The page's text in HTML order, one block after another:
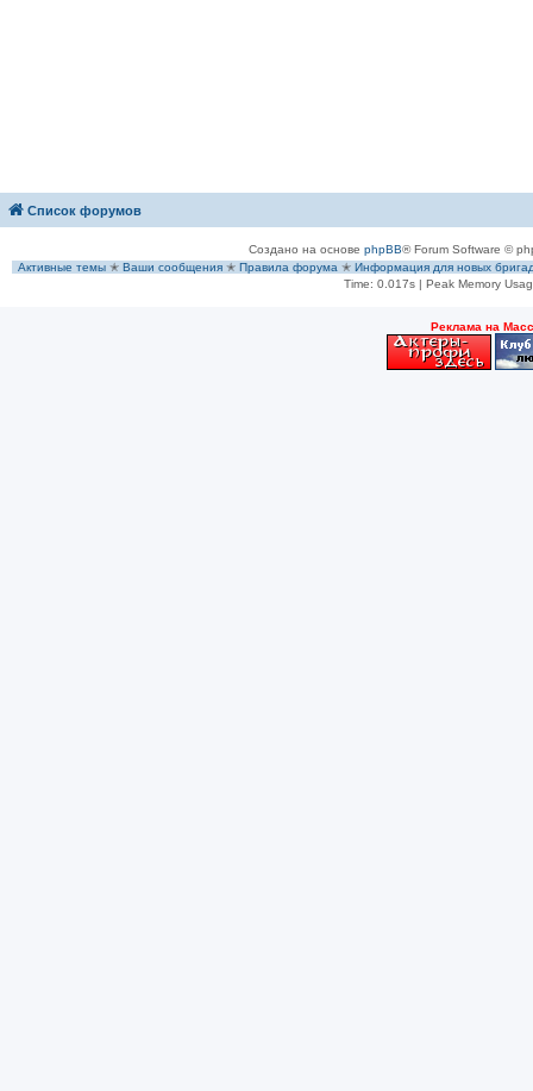
Список форумов
Создано на основе phpBB® Forum Software ©
Активные темы ✭ Ваши сообщения ✭ Правила форума ✭ Информация для новых
Time: 0.017s| Peak Memory
Рeклама на